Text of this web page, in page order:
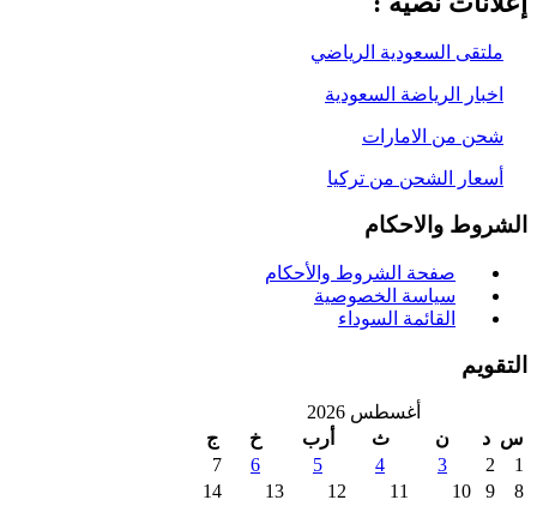
السعودية الرياضي
الرياضة السعودية
من الامارات
الشحن من تركيا
والاحكام
صفحة الشروط والأحكام
سياسة الخصوصية
القائمة السوداء
أغسطس 2026
د
ن
ج
7
10